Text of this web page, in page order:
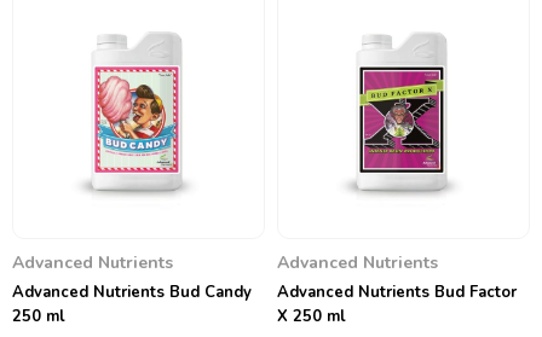
Advanced Nutrients
Advanced Nutrients Bud Candy
250 ml
Advanced Nutrients
Advanced Nutrients Bud Factor
X 250 ml